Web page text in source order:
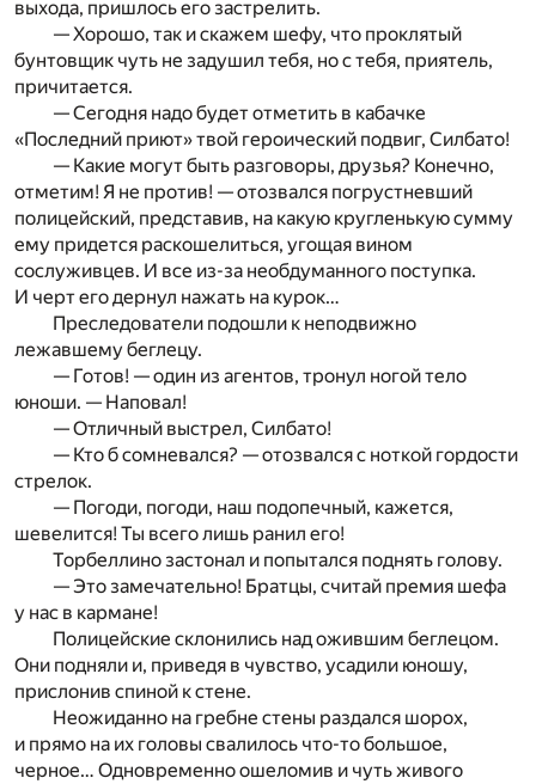
выхода, пришлось его застрелить.
— Хорошо, так и скажем шефу, что проклятый
бунтовщик чуть не задушил тебя, но с тебя, приятель,
причитается.
— Сегодня надо будет отметить в кабачке
«Последний приют» твой героический подвиг, Силбато!
— Какие могут быть разговоры, друзья? Конечно,
отметим! Я не против! — отозвался погрустневший
полицейский, представив, на какую кругленькую сумму
ему придется раскошелиться, угощая вином
сослуживцев. И все из-за необдуманного поступка.
И черт его дернул нажать на курок…
Преследователи подошли к неподвижно
лежавшему беглецу.
— Готов! — один из агентов, тронул ногой тело
юноши. — Наповал!
— Отличный выстрел, Силбато!
— Кто б сомневался? — отозвался с ноткой гордости
стрелок.
— Погоди, погоди, наш подопечный, кажется,
шевелится! Ты всего лишь ранил его!
Торбеллино застонал и попытался поднять голову.
— Это замечательно! Братцы, считай премия шефа
у нас в кармане!
Полицейские склонились над ожившим беглецом.
Они подняли и, приведя в чувство, усадили юношу,
прислонив спиной к стене.
Неожиданно на гребне стены раздался шорох,
и прямо на их головы свалилось что-то большое,
черное… Одновременно ошеломив и чуть живого